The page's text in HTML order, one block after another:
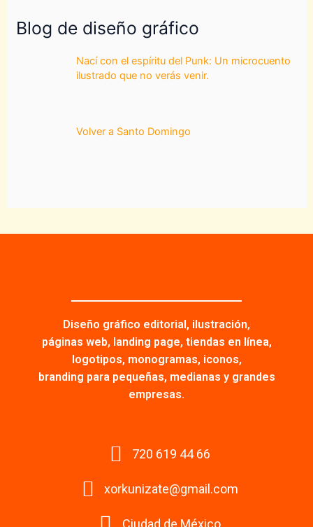
Blog de diseño gráfico
Nací con el espíritu del Punk: Un microcuento
ilustrado que no verás venir.
Volver a Santo Domingo
Diseño gráfico editorial, ilustración,
páginas web, landing page, tiendas en línea,
logotipos, monogramas, iconos,
branding para pequeñas, medianas y grandes
empresas.
720 619 44 66
xorkunizate@gmail.com
Ciudad de México